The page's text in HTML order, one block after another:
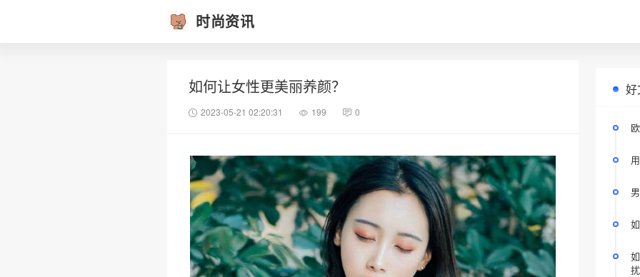
时尚资讯
如何让女性更美丽养颜？
2023-05-21 02:20:31 199 0
好